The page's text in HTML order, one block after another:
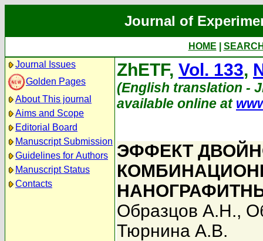
Journal of
HOME
Journal Issues
Golden Pages
About This journal
Aims and Scope
Editorial Board
Manuscript Submission
Guidelines for Authors
Manuscript Status
Contacts
ZhETF, Vol. 133,
(English translation -
available online at
ЭФФЕКТ
Образцов А.Н.,
Тюрнина А.В.